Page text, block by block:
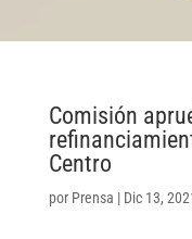
Comisión
Centro
por Prensa | Dic 13,